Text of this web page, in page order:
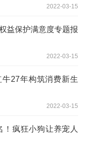
2022-03-15
益保护满意度专题报
2022-03-15
27年构筑消费新生
2022-03-15
！疯狂小狗让养宠人